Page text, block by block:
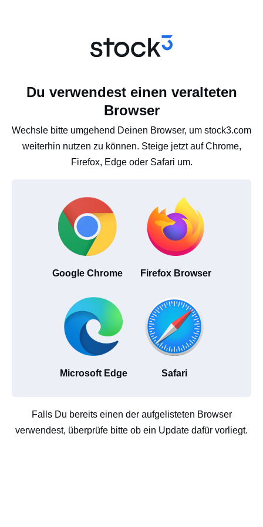
Du verwendest einen veralteten
Browser
Wechsle bitte umgehend Deinen Browser, um stock3.com
weiterhin nutzen zu können. Steige jetzt auf Chrome,
Firefox, Edge oder Safari um.
Google Chrome Firefox Browser
Microsoft Edge Safari
Falls Du bereits einen der aufgelisteten Browser
verwendest, überprüfe bitte ob ein Update dafür vorliegt.